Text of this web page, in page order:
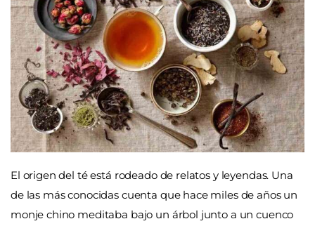
El origen del té está rodeado de relatos y leyendas. Una
de las más conocidas cuenta que hace miles de años un
monje chino meditaba bajo un árbol junto a un cuenco